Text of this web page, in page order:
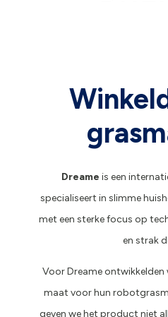
Dreame is een
specialiseert in slimme
met een sterke focus op
en strak
Voor Dreame ontwikkelden
maat voor hun
geven we het product niet